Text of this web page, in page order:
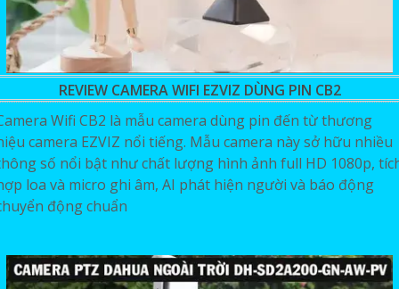
REVIEW CAMERA WIFI EZVIZ DÙNG PIN CB2
Wifi CB2 là mẫu camera dùng pin đến từ thương
camera EZVIZ nổi tiếng. Mẫu camera này sở hữu nhiều
số nổi bật như chất lượng hình ảnh full HD 1080p,
loa và micro ghi âm, AI phát hiện người và báo động
động chuẩn